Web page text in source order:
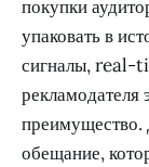
покупки
упаковать в
сигналы, real-
рекламодателя
преимущество.
обещание,